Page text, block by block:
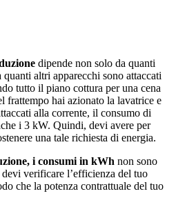
dipende non solo da quanti
altri apparecchi sono attaccati
tutto il piano cottura per una cena
frattempo hai azionato la lavatrice e
alla corrente, il consumo di
i 3 kW. Quindi, devi avere per
una tale richiesta di energia.
i consumi in kWh non sono
verificare l’efficienza del tuo
che la potenza contrattuale del tuo